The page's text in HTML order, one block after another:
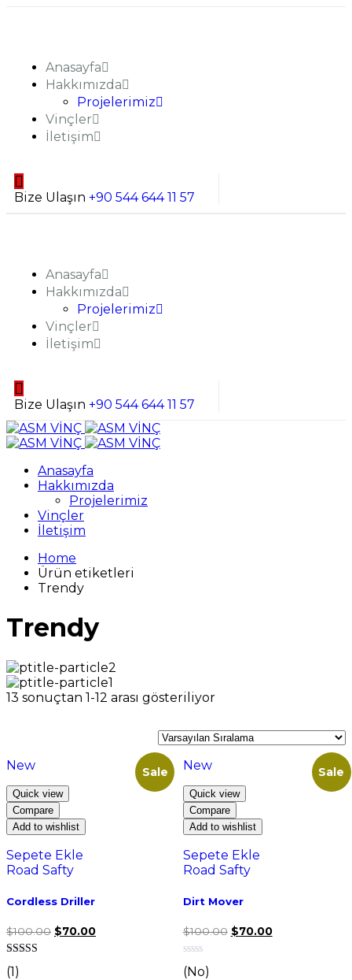
Anasayfa
Hakkımızda
Projelerimiz
Vinçler
İletişim
Bize Ulaşın +90 544 644 11 57
Anasayfa
Hakkımızda
Projelerimiz
Vinçler
İletişim
Bize Ulaşın +90 544 644 11 57
Anasayfa
Hakkımızda
Projelerimiz
Vinçler
İletişim
Home
Ürün etiketleri
Trendy
Trendy
13 sonuçtan 1-12 arası gösteriliyor
New Sale
Quick view
Compare
Add to wishlist
Sepete Ekle
Road Safty
Cordless Driller
$100.00 $70.00
(1)
New Sale
Quick view
Compare
Add to wishlist
Sepete Ekle
Road Safty
Dirt Mover
$100.00 $70.00
(No)